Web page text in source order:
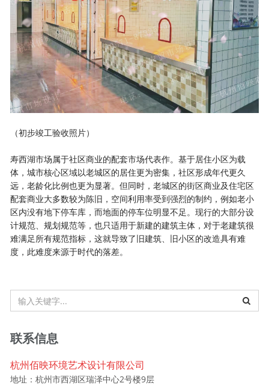
（初步竣工验收照片）
寿西湖市场属于社区商业的配套市场代表作。基于居住小区为载
体，城市核心区域以老城区的居住更为密集，社区形成年代更久
远，老龄化比例也更为显著。但同时，老城区的街区商业及住宅区
配套商业大多数较为陈旧，空间利用率受到强烈的制约，例如老小
区内没有地下停车库，而地面的停车位明显不足。现行的大部分设
计规范、规划规范等，也只适用于新建的建筑主体，对于老建筑很
难满足所有规范指标，这就导致了旧建筑、旧小区的改造具有难
度，此难度来源于时代的落差。
联系信息
杭州佰映环境艺术设计有限公司
地址：杭州市西湖区瑞泽中心2号楼9层